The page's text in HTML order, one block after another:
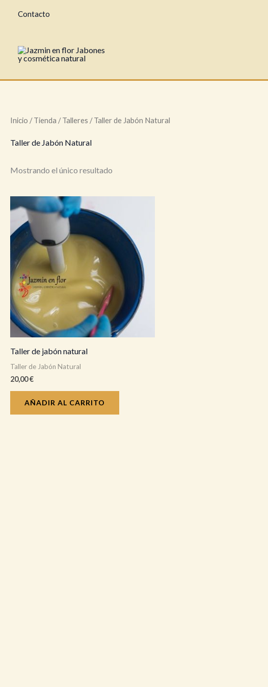
Contacto
Inicio /Tienda /Talleres / Taller de Jabón Natural
Taller de Jabón Natural
Mostrando el único resultado
Taller de jabón natural
Taller de Jabón Natural
20,00€
AÑADIR AL CARRITO